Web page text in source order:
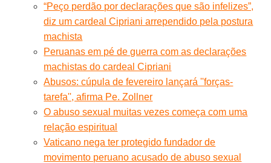
“Peço perdão por declarações que são infelizes”,
diz um cardeal Cipriani arrependido pela postura
machista
Peruanas em pé de guerra com as declarações
machistas do cardeal Cipriani
Abusos: cúpula de fevereiro lançará ''forças-
tarefa'', afirma Pe. Zollner
O abuso sexual muitas vezes começa com uma
relação espiritual
Vaticano nega ter protegido fundador de
movimento peruano acusado de abuso sexual